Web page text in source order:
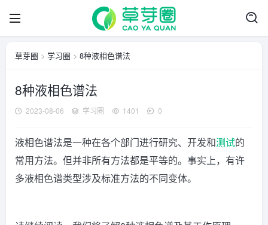
草芽圈 > 学习圈 > 8种液相色谱法
8种液相色谱法
2023-08-06 学习圈 1401 0
液相色谱法是一种在各个部门进行研究、开发和测试的
常用方法。但并非所有方法都是平等的。事实上，有许
多液相色谱类型涉及标准方法的不同变体。